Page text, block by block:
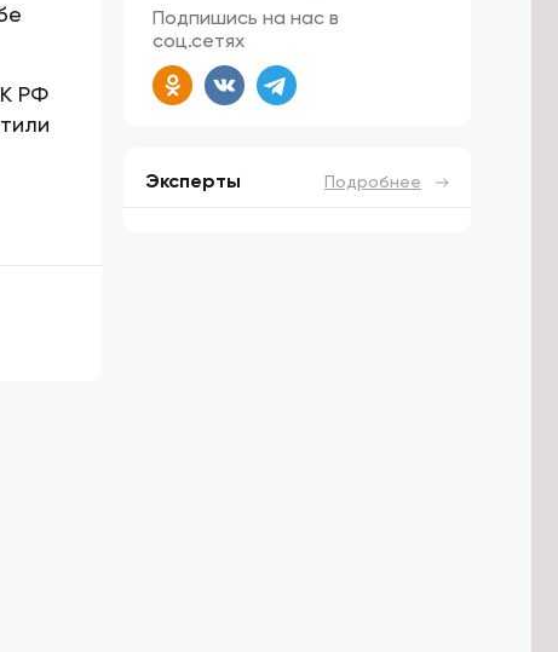
РФ
Подпишись на нас в
соц.сетях
Эксперты Подробнее